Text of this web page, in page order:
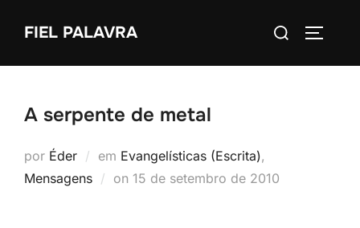
FIEL PALAVRA
Pesquisar
A serpente de metal
por Éder em Evangelísticas (Escrita),
Mensagens
on Postado
15 de setembro de 2010